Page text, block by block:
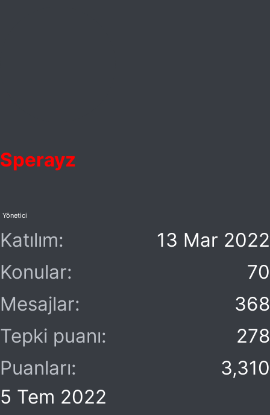
Sperayz
Yönetici
Katılım
13 Mar 2022
Konular
70
Mesajlar
368
Tepki puanı
278
Puanları
3,310
5 Tem 2022